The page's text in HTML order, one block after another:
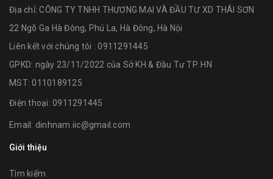
Địa chỉ:CÔNG TY TNHH THƯƠNG MẠI VÀ ĐẦU TƯ XD THÁI SƠN
22 Ngõ Ga Hà Đông, Phú La, Hà Đông, Hà Nội
Liên kết với chúng tôi : 0911291445
GPKD: ngày 23/11/2022 của Sở KH & Đầu Tư TP. HN
MST: 0110189125
Điện thoại: 0911291445
Email: dinhnam.iic@gmail.com
Giới thiệu
Tìm kiếm